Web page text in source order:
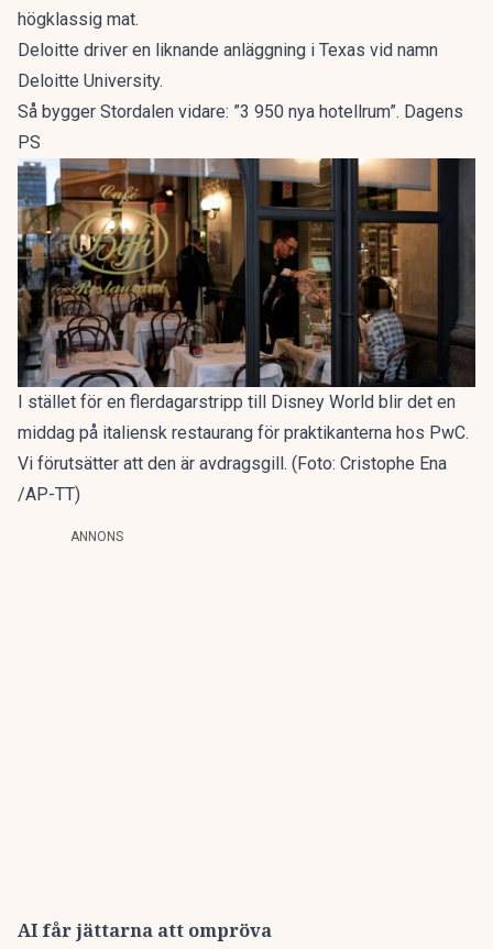
högklassig mat.
Deloitte driver en liknande anläggning i Texas vid namn
Deloitte University.
Så bygger Stordalen vidare: ”3 950 nya hotellrum”. Dagens
PS
I stället för en flerdagarstripp till Disney World blir det en
middag på italiensk restaurang för praktikanterna hos PwC.
Vi förutsätter att den är avdragsgill. (Foto: Cristophe Ena
/AP-TT)
ANNONS
AI får jättarna att ompröva